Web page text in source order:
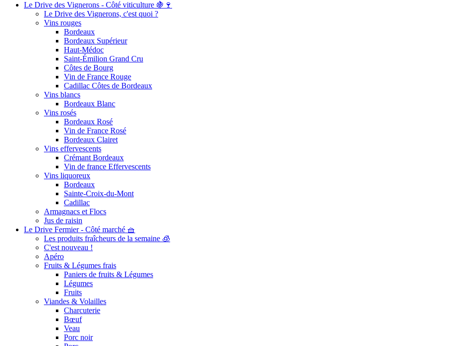
Le Drive des Vignerons - Côté viticulture 🍇🍷
Le Drive des Vignerons, c'est quoi ?
Vins rouges
Bordeaux
Bordeaux Supérieur
Haut-Médoc
Saint-Émilion Grand Cru
Côtes de Bourg
Vin de France Rouge
Cadillac Côtes de Bordeaux
Vins blancs
Bordeaux Blanc
Vins rosés
Bordeaux Rosé
Vin de France Rosé
Bordeaux Clairet
Vins effervescents
Crémant Bordeaux
Vin de france Effervescents
Vins liquoreux
Bordeaux
Sainte-Croix-du-Mont
Cadillac
Armagnacs et Flocs
Jus de raisin
Le Drive Fermier - Côté marché 🧺
Les produits fraîcheurs de la semaine 🧊
C'est nouveau !
Apéro
Fruits & Légumes frais
Paniers de fruits & Légumes
Légumes
Fruits
Viandes & Volailles
Charcuterie
Bœuf
Veau
Porc noir